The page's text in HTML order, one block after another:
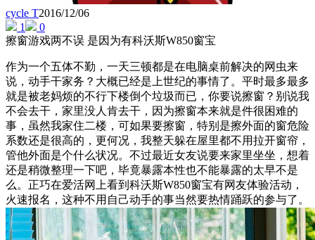
cycle T2016/12/06
1
0
擦窗游戏两不误 是因为有科沃斯W850窗宝
作为一个五体不勤，一天三顿都是在电脑桌前解决的网虫来
说，动手干家务？大概已经是上世纪的事情了。平时最多最多
就是被老妈烦的不行下楼倒个垃圾而已，你要说擦窗？别说我
不会去干，家里没人肯去干，因为擦窗本来就是件很困难的
事，虽然我家住二楼，可如果要擦窗，特别是擦外面的窗危险
系数还是很高的，更何况，我整天躲在屋里都不用拉开窗帘，
管他外面是个什么状况。不过最近女友说要来家里坐坐，想着
还是稍微整理一下吧，毕竟暴露本性也不能暴露的太早不是
么。正巧在爱活网上看到科沃斯W850窗宝有网友体验活动，
火速报名，这种不用自己动手的事当然要热情踊跃的参与了。